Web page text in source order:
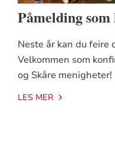
Påmelding
Neste år kan du feire
Velkommen som
og Skåre menigheter!
LES MER